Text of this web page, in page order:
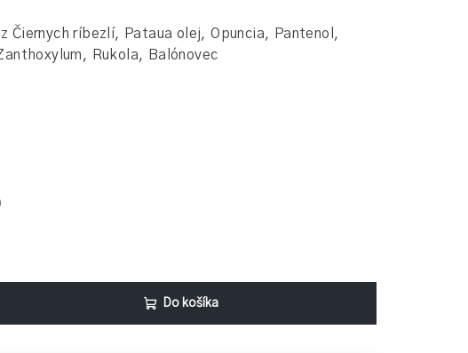
Čiernych ríbezlí, Pataua olej, Opuncia, Pantenol,
Rukola, Balónovec
Do košíka